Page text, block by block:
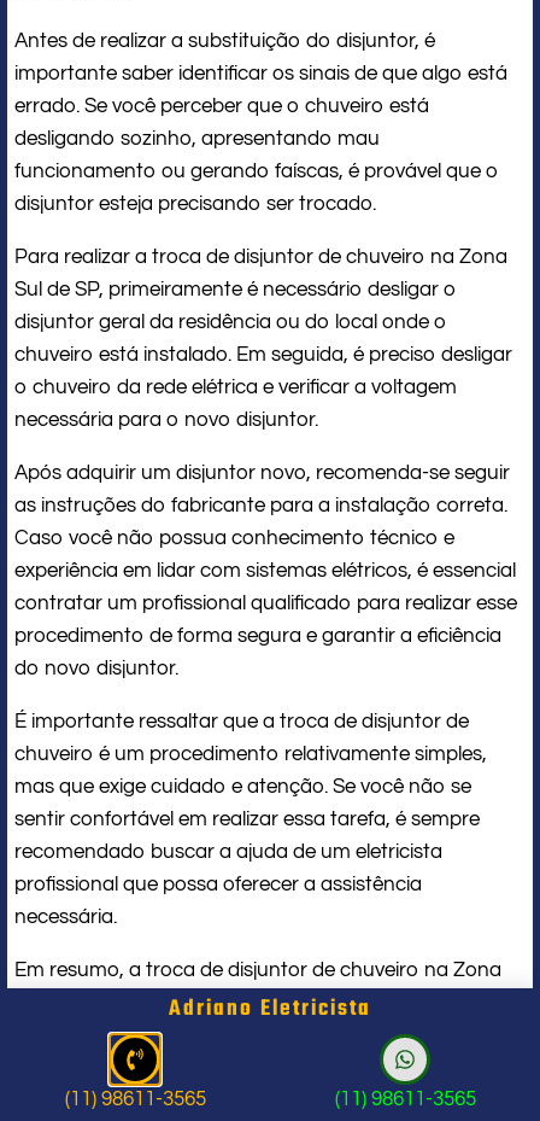
Antes de realizar a substituição do disjuntor, é
importante saber identificar os sinais de que algo está
errado. Se você perceber que o chuveiro está
desligando sozinho, apresentando mau
funcionamento ou gerando faíscas, é provável que o
disjuntor esteja precisando ser trocado.
Para realizar a troca de disjuntor de chuveiro na Zona
Sul de SP, primeiramente é necessário desligar o
disjuntor geral da residência ou do local onde o
chuveiro está instalado. Em seguida, é preciso desligar
o chuveiro da rede elétrica e verificar a voltagem
necessária para o novo disjuntor.
Após adquirir um disjuntor novo, recomenda-se seguir
as instruções do fabricante para a instalação correta.
Caso você não possua conhecimento técnico e
experiência em lidar com sistemas elétricos, é essencial
contratar um profissional qualificado para realizar esse
procedimento de forma segura e garantir a eficiência
do novo disjuntor.
É importante ressaltar que a troca de disjuntor de
chuveiro é um procedimento relativamente simples,
mas que exige cuidado e atenção. Se você não se
sentir confortável em realizar essa tarefa, é sempre
recomendado buscar a ajuda de um eletricista
profissional que possa oferecer a assistência
necessária.
Em resumo, a troca de disjuntor de chuveiro na Zona
Sul de SP é um processo importante para garantir a
segurança e o bom funcionamento do sistema elétrico.
Para isso, é fundamental contar com profissionais
qualificados e experientes no ramo.
Adriano Eletricista
(11) 98611-3565 (11) 98611-3565